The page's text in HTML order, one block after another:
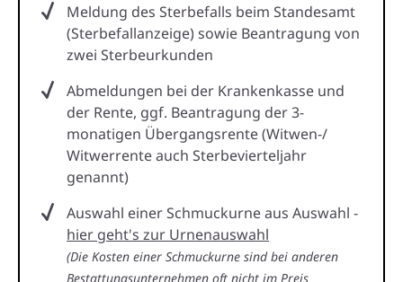
Meldung des Sterbefalls beim Standesamt
(Sterbefallanzeige) sowie Beantragung von
zwei Sterbeurkunden
Abmeldungen bei der Krankenkasse und
der Rente, ggf. Beantragung der 3-
monatigen Übergangsrente (Witwen-/
Witwerrente auch Sterbevierteljahr
genannt)
Auswahl einer Schmuckurne aus Auswahl -
hier geht's zur Urnenauswahl
(Die Kosten einer Schmuckurne sind bei anderen
Bestattungsunternehmen oft nicht im Preis